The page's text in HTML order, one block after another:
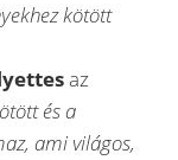
kötött
az
és a
ami világos,